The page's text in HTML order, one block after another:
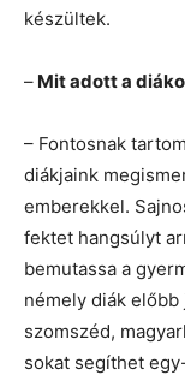
készültek.
– Mit adott a
– Fontosnak
diákjaink
emberekkel.
fektet hangsúlyt
bemutassa a
némely diák
szomszéd,
sokat segíthet